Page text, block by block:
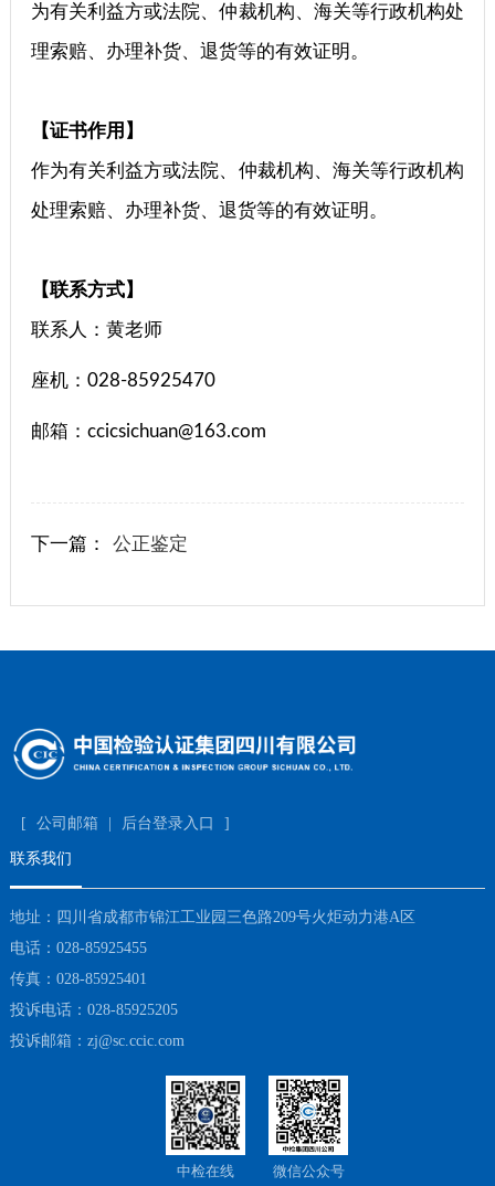
为有关利益方或法院、仲裁机构、海关等行政机构处
理索赔、办理补货、退货等的有效证明。
【证书作用】
作为有关利益方或法院、仲裁机构、海关等行政机构
处理索赔、办理补货、退货等的有效证明。
【联系方式】
联系人：黄老师
座机：028-85925470
邮箱：ccicsichuan@163.com
下一篇： 公正鉴定
[ 公司邮箱 | 后台登录入口
]
联系我们
地址：四川省成都市锦江工业园三色路209号火炬动力港A区
电话：028-85925455
传真：028-85925401
投诉电话：028-85925205
投诉邮箱：zj@sc.ccic.com
中检在线 微信公众号